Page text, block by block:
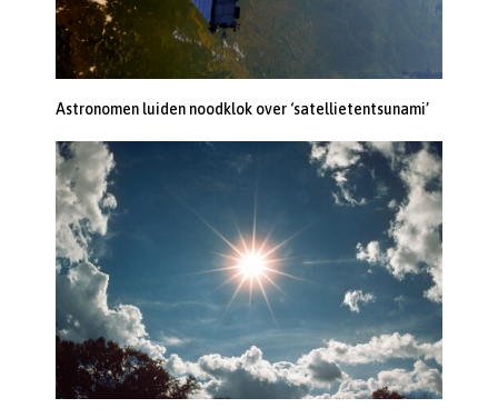
Astronomen luiden noodklok over ‘satellietentsunami’